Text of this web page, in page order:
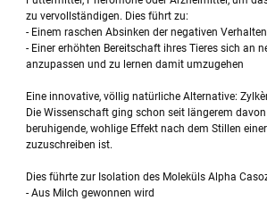
zu vervollständigen. Dies führt zu:
- Einem raschen Absinken der negativen
- Einer erhöhten Bereitschaft ihres Tieres sich an
anzupassen und zu lernen damit umzugehen
Eine innovative, völlig natürliche Alternative:
Die Wissenschaft ging schon seit längerem
beruhigende, wohlige Effekt nach dem Stillen
zuzuschreiben ist.
Dies führte zur Isolation des Moleküls Alpha
- Aus Milch gewonnen wird